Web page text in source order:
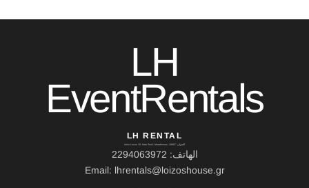
LH
EventRentals
LH RENTAL
العنوان: Ierou Loxou 10, Kato Souli, Marathonas, 19007
الهاتف: 2294063972
Email: lhrentals@loizoshouse.gr